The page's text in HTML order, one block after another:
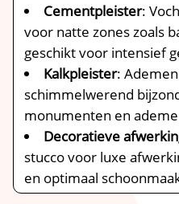
Cementpleister:
voor natte zones zoals
geschikt voor intensief
Kalkpleister:
schimmelwerend
monumenten en
Decoratieve
stucco voor luxe
en optimaal